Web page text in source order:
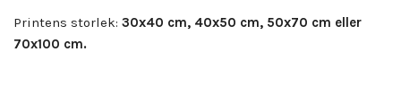
Printens storlek: 30x40 cm, 40x50 cm, 50x70 cm eller
70x100 cm.